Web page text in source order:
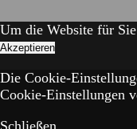
Um die Website für
Akzeptieren
Die Cookie-
Cookie-Einstellungen
Schließen